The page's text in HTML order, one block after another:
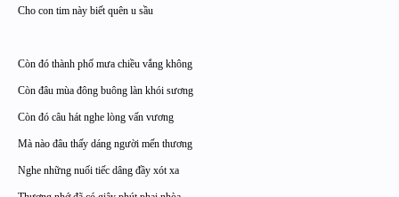
Cho con tim này biết quên u sầu
Còn đó thành phố mưa chiều vắng không
Còn đâu mùa đông buông làn khói sương
Còn đó câu hát nghe lòng vấn vương
Mà nào đâu thấy dáng người mến thương
Nghe những nuối tiếc dâng đầy xót xa